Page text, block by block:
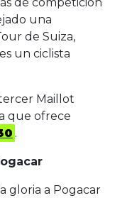
una
de Suiza,
un ciclista
Maillot
que ofrece
.
gloria a Pogacar